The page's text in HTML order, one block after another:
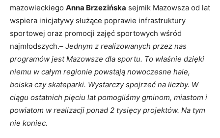
mazowieckiego Anna Brzezińska sejmik Mazowsza od lat
wspiera inicjatywy służące poprawie infrastruktury
sportowej oraz promocji zajęć sportowych wśród
najmłodszych.– Jednym z realizowanych przez nas
programów jest Mazowsze dla sportu. To właśnie dzięki
niemu w całym regionie powstają nowoczesne hale,
boiska czy skateparki. Wystarczy spojrzeć na liczby. W
ciągu ostatnich pięciu lat pomogliśmy gminom, miastom i
powiatom w realizacji ponad 2 tysięcy projektów. Na tym
nie koniec.